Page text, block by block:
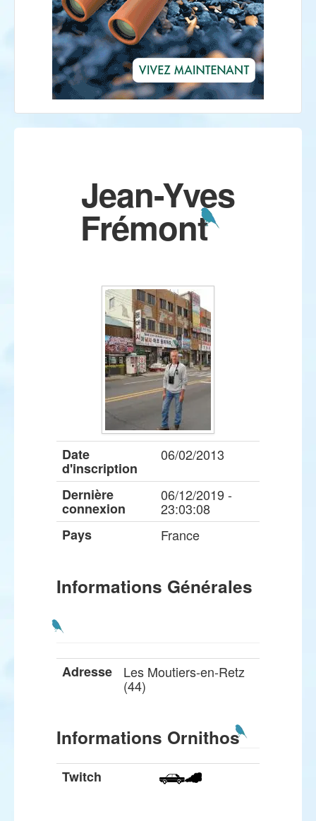
Jean-Yves
Frémont
Date
d'inscription
06/02/2013
Dernière
connexion
06/12/2019 -
23:03:08
Pays
France
Informations Générales
Adresse Les Moutiers-en-Retz
(44)
Informations Ornithos
Twitch